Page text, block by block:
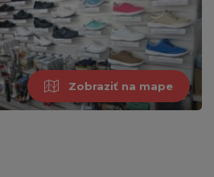
Zobraziť na mape